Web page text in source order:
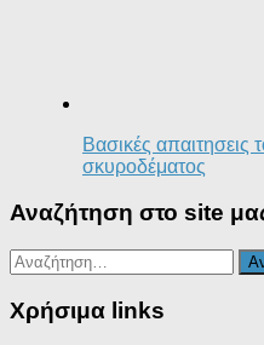
Βασικές απαιτησεις
σκυροδέματος
Αναζήτηση στο site
Αναζήτηση
για:
Χρήσιμα links